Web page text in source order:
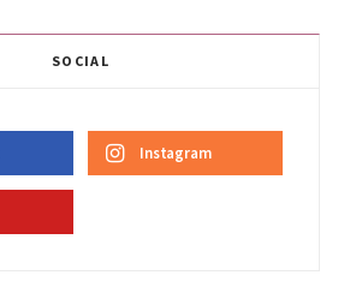
SOCIAL
Instagram